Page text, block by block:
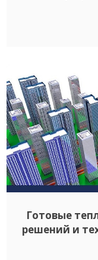
Готовые
решений и